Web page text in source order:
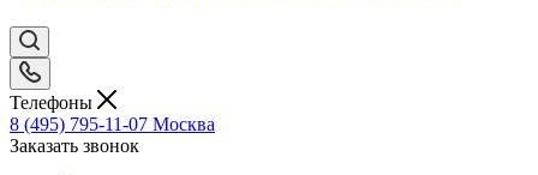
Телефоны
8 (495) 795-11-07 Москва
Заказать звонок